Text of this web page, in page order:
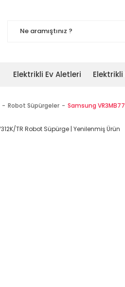
Elektrikli Ev Aletleri
Robot Süpürgeler Samsung